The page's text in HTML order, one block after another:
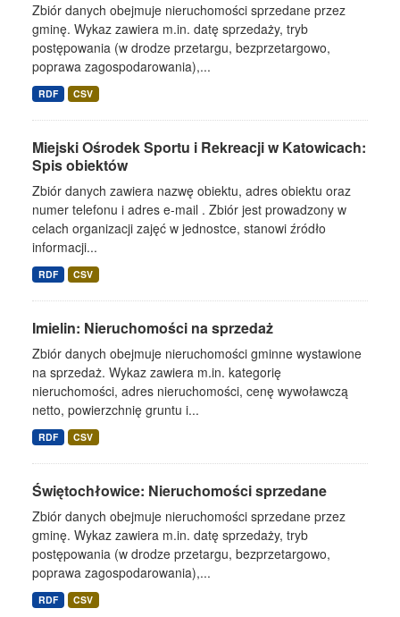
Zbiór danych obejmuje nieruchomości sprzedane przez
gminę. Wykaz zawiera m.in. datę sprzedaży, tryb
postępowania (w drodze przetargu, bezprzetargowo,
poprawa zagospodarowania),...
RDF CSV
Miejski Ośrodek Sportu i Rekreacji w Katowicach:
Spis obiektów
Zbiór danych zawiera nazwę obiektu, adres obiektu oraz
numer telefonu i adres e-mail . Zbiór jest prowadzony w
celach organizacji zajęć w jednostce, stanowi źródło
informacji...
RDF CSV
Imielin: Nieruchomości na sprzedaż
Zbiór danych obejmuje nieruchomości gminne wystawione
na sprzedaż. Wykaz zawiera m.in. kategorię
nieruchomości, adres nieruchomości, cenę wywoławczą
netto, powierzchnię gruntu i...
RDF CSV
Świętochłowice: Nieruchomości sprzedane
Zbiór danych obejmuje nieruchomości sprzedane przez
gminę. Wykaz zawiera m.in. datę sprzedaży, tryb
postępowania (w drodze przetargu, bezprzetargowo,
poprawa zagospodarowania),...
RDF CSV